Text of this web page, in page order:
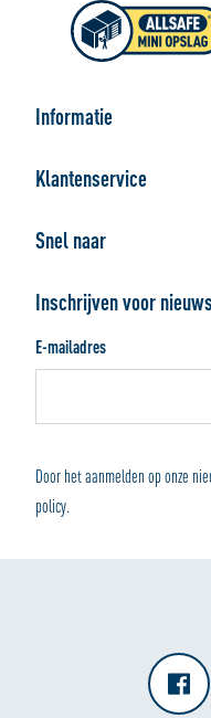
Inschrijven voor
E-mailadres
Door het aanmelden op onze
policy.
Informatie
ALLSAFE geeft ruimte
De beste verhuisdoos
Klantenservice
Contact Webshop
Bestellen
Betalen en retourneren
Handleidingen
Snel naar
Verhuisdozen
Wonen en Opbergen